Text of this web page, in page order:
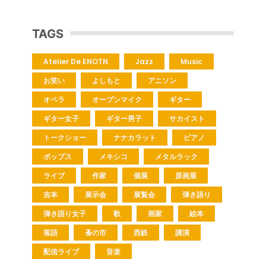
TAGS
Atelier De ENOTN Jazz
Music
お笑い
よしもと
アニソン
オペラ
オープンマイク
ギター
ギター女子
ギター男子
サカイスト
トークショー
ナナカラット
ピアノ
ポップス
メキシコ
メタルラック
ライブ
作家 個展
原画展
吉本
展示会 展覧会
弾き語り
弾き語り女子
歌 画家
絵本
落語
蚤の市 西鉄
講演
配信ライブ
音楽